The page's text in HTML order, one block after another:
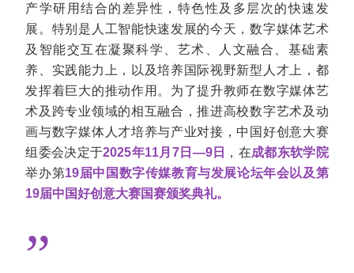
产学研用结合的差异性，特色性及多层次的快速发
展。特别是人工智能快速发展的今天，数字媒体艺术
及智能交互在凝聚科学、艺术、人文融合、基础素
养、实践能力上，以及培养国际视野新型人才上，都
发挥着巨大的推动作用。为了提升教师在数字媒体艺
术及跨专业领域的相互融合，推进高校数字艺术及动
画与数字媒体人才培养与产业对接，中国好创意大赛
组委会决定于2025年11月7日—9日 ，在成都东软学院
举办第19届中国数字传媒教育与发展论坛年会以及第
19届中国好创意大赛国赛颁奖典礼。
”